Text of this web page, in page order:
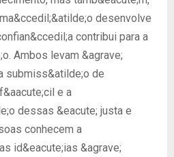
desenvolve
contribui para a
Ambos levam &agrave;
submiss&atilde;o de
e a
dessas &eacute; justa e
conhecem a
id&eacute;ias &agrave;